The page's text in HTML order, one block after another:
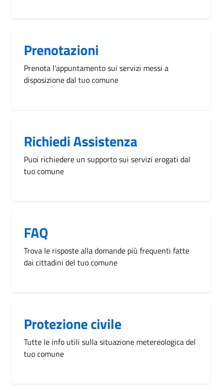
Prenotazioni
Prenota l'appuntamento sui servizi messi a
disposizione dal tuo comune
Richiedi Assistenza
Puoi richiedere un supporto sui servizi erogati dal
tuo comune
FAQ
Trova le risposte alla domande più frequenti fatte
dai cittadini del tuo comune
Protezione civile
Tutte le info utili sulla situazione metereologica del
tuo comune